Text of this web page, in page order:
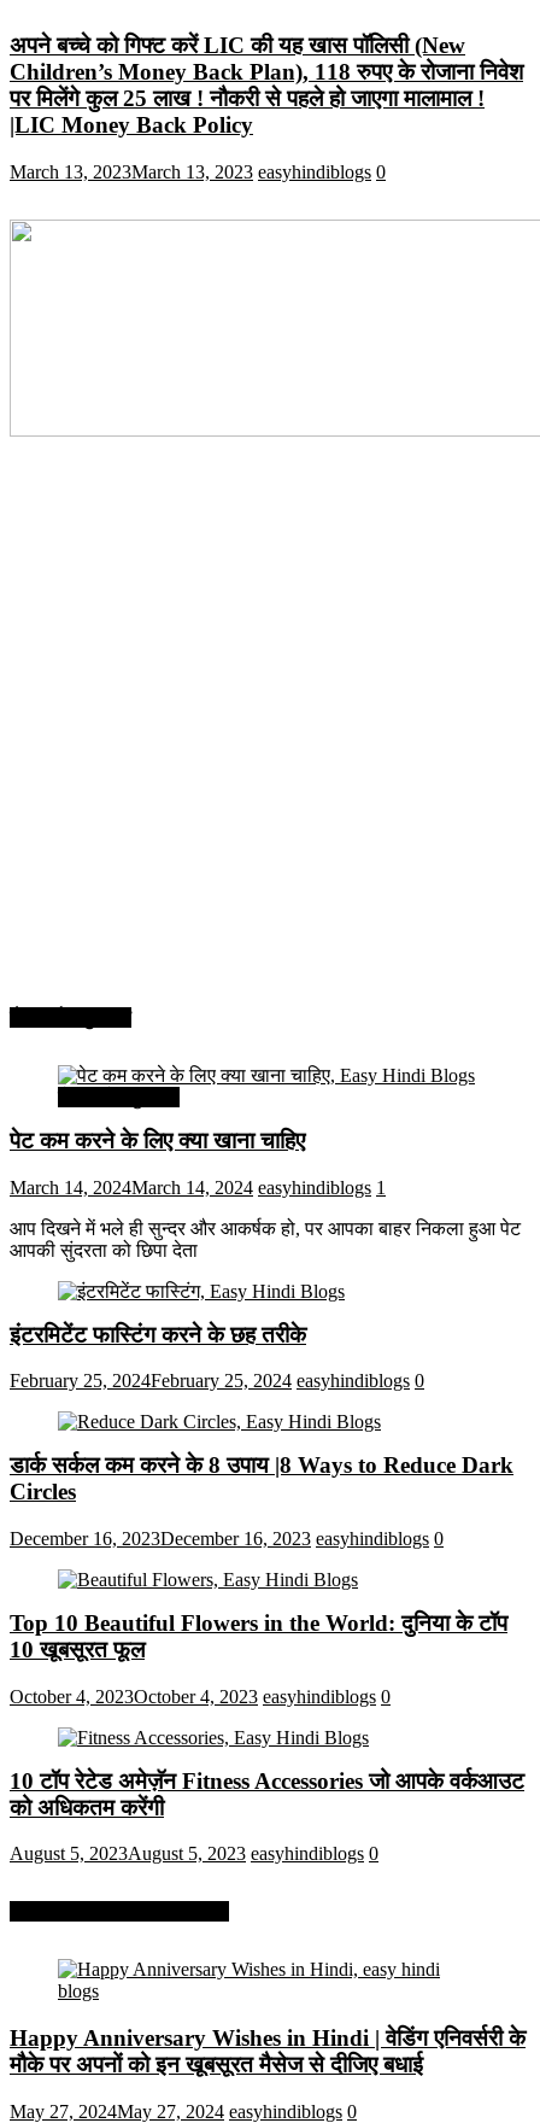
अपने बच्चे को गिफ्ट करें LIC की यह खास पॉलिसी (New
Children’s Money Back Plan), 118 रुपए के रोजाना निवेश
पर मिलेंगे कुल 25 लाख ! नौकरी से पहले हो जाएगा मालामाल !
|LIC Money Back Policy
March 13, 2023March 13, 2023 easyhindiblogs 0
पेट कम करने के लिए क्या खाना चाहिए
March 14, 2024March 14, 2024 easyhindiblogs 1
आप दिखने में भले ही सुन्दर और आकर्षक हो, पर आपका बाहर निकला हुआ पेट
आपकी सुंदरता को छिपा देता
इंटरमिटेंट फास्टिंग करने के छह तरीके
February 25, 2024February 25, 2024 easyhindiblogs 0
डार्क सर्कल कम करने के 8 उपाय |8 Ways to Reduce Dark
Circles
December 16, 2023December 16, 2023 easyhindiblogs 0
Top 10 Beautiful Flowers in the World: दुनिया के टॉप
10 खूबसूरत फूल
October 4, 2023October 4, 2023 easyhindiblogs 0
10 टॉप रेटेड अमेज़ॅन Fitness Accessories जो आपके वर्कआउट
को अधिकतम करेंगी
August 5, 2023August 5, 2023 easyhindiblogs 0
Happy Anniversary Wishes in Hindi | वेडिंग एनिवर्सरी के
मौके पर अपनों को इन खूबसूरत मैसेज से दीजिए बधाई
May 27, 2024May 27, 2024 easyhindiblogs 0